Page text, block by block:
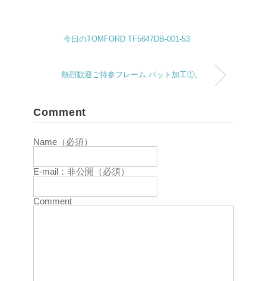
今日のTOMFORD TF5647DB-001-53
熱烈歓迎ご持参フレーム パット加工①。
Comment
Name（必須）
E-mail：非公開（必須）
Comment